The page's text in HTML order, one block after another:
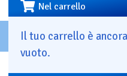
Nel carrello
Il tuo carrello è ancora
vuoto.